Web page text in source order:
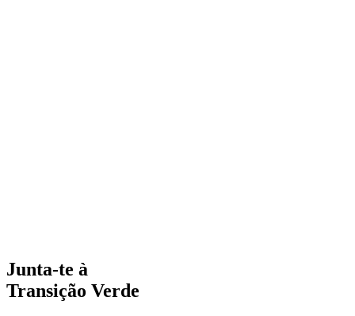
Junta-te à
Transição Verde